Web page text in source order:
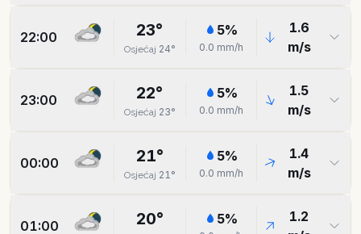
22:00 23°
Osjećaj 24°
5%
0.0 mm/h
1.6
m/s
23:00 22°
Osjećaj 23°
5%
0.0 mm/h
1.5
m/s
00:00 21°
Osjećaj 21°
5%
0.0 mm/h
1.4
m/s
01:00 20° 5%
1.2